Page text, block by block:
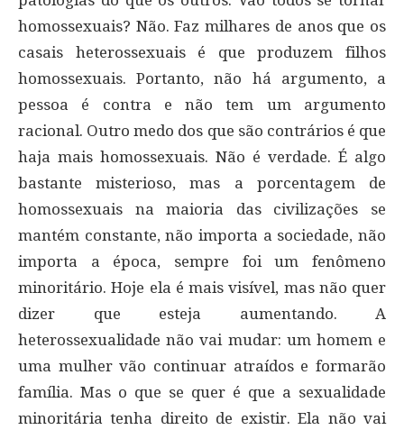
homossexuais? Não. Faz milhares de anos que os
casais heterossexuais é que produzem filhos
homossexuais. Portanto, não há argumento, a
pessoa é contra e não tem um argumento
racional. Outro medo dos que são contrários é que
haja mais homossexuais. Não é verdade. É algo
bastante misterioso, mas a porcentagem de
homossexuais na maioria das civilizações se
mantém constante, não importa a sociedade, não
importa a época, sempre foi um fenômeno
minoritário. Hoje ela é mais visível, mas não quer
dizer que esteja aumentando. A
heterossexualidade não vai mudar: um homem e
uma mulher vão continuar atraídos e formarão
família. Mas o que se quer é que a sexualidade
minoritária tenha direito de existir. Ela não vai